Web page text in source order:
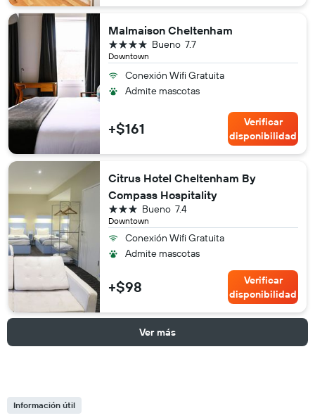
Malmaison Cheltenham
Downtown
7.7
Bueno
4 estrellas
Conexión Wifi Gratuita
Admite mascotas
+$161
Verificar
disponibilidad
Citrus Hotel Cheltenham By
Compass Hospitality
Downtown
7.4
Bueno
3 estrellas
Conexión Wifi Gratuita
Admite mascotas
+$98
Verificar
disponibilidad
Ver más
Información útil